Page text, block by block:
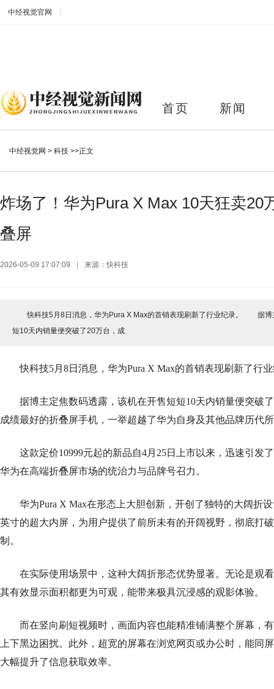
中经视觉官网
首页 新闻
中经视觉网 > 科技 >>正文
炸场了！华为Pura X Max 10天狂卖20
叠屏
2026-05-09 17:07:09 来源：快科技
快科技5月8日消息，华为Pura X Max的首销表现刷新了行业纪录。 据博
短10天内销量便突破了20万台，成
快科技5月8日消息，华为Pura X Max的首销表现刷新了行业
据博主定焦数码透露，该机在开售短短10天内销量便突破了
成绩最好的折叠屏手机，一举超越了华为自身及其他品牌历代
这款定价10999元起的新品自4月25日上市以来，迅速引发
华为在高端折叠屏市场的统治力与品牌号召力。
华为Pura X Max在形态上大胆创新，开创了独特的大阔折设
英寸的超大内屏，为用户提供了前所未有的开阔视野，彻底打
制。
在实际使用场景中，这种大阔折形态优势显著。无论是观看
其有效显示面积都更为可观，能带来极具沉浸感的观影体验。
而在竖向刷短视频时，画面内容也能精准铺满整个屏幕，有
上下黑边困扰。此外，超宽的屏幕在浏览网页或办公时，能同
大幅提升了信息获取效率。